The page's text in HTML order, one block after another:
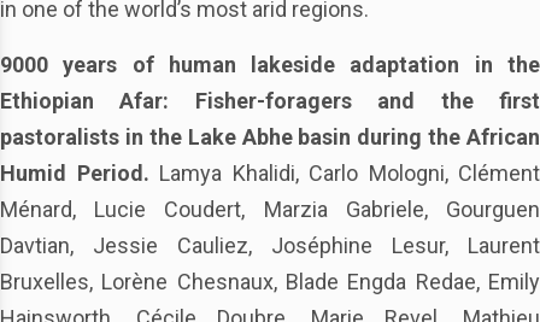
in one of the world’s most arid regions.
9000 years of human lakeside adaptation in the
Ethiopian Afar: Fisher-foragers and the first
pastoralists in the Lake Abhe basin during the African
Humid Period. Lamya Khalidi, Carlo Mologni, Clément
Ménard, Lucie Coudert, Marzia Gabriele, Gourguen
Davtian, Jessie Cauliez, Joséphine Lesur, Laurent
Bruxelles, Lorène Chesnaux, Blade Engda Redae, Emily